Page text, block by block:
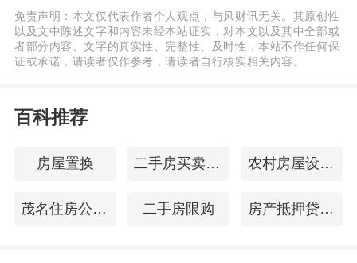
记，确保房票可溯源、可追踪。
同时，各地建立规范公平的房源议价机制，
近一年网签销售均价。如允许房票转让，则
具体到执行层面，湖南明确房票使用时间原
免责声明：本文仅代表作者个人观点，与风财讯无关。其原创性
以及文中陈述文字和内容未经本站证实，对本文以及其中全部或
者部分内容、文字的真实性、完整性、及时性，本站不作任何保
证或承诺，请读者仅作参考，请读者自行核实相关内容。
百科推荐
房屋置换 二手房买卖的流程 农村房屋设计图
茂名住房公积金查询 二手房限购 房产抵押贷款流程